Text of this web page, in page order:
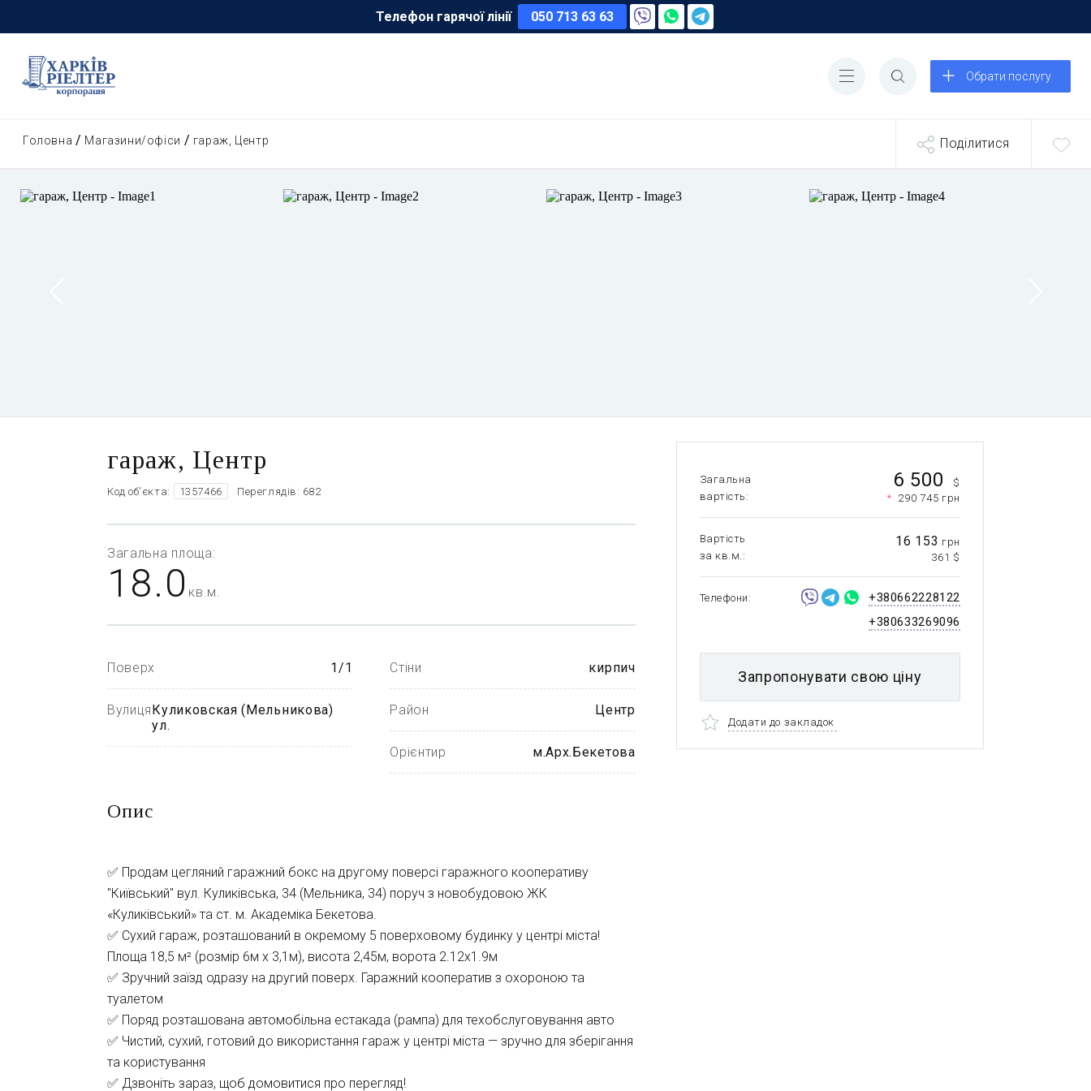
Телефон гарячої лінії 050 713 63 63
Обрати послугу
Головна Магазини/офіси гараж, Центр Поділитися
гараж, Центр
Код об'єкта: 1357466 Переглядів: 682
Загальна
вартість
6 500
$
* 290 745 грн
Вартість
за кв.м.
16 153 грн
361 $
Телефони
+380662228122
+380633269096
Запропонувати свою ціну
Додати до закладок
Загальна площа:
18.0 кв.м.
Поверх 1/1
ВулицяКуликовская (Мельникова)
ул.
Стіни кирпич
Район Центр
Орієнтир м.Арх.Бекетова
Опис
✅ Продам цегляний гаражний бокс на другому поверсі гаражного кооперативу
"Київський" вул. Куликівська, 34 (Мельника, 34) поруч з новобудовою ЖК
«Куликівський» та ст. м. Академіка Бекетова.
✅ Сухий гараж, розташований в окремому 5 поверховому будинку у центрі міста!
Площа 18,5 м² (розмір 6м х 3,1м), висота 2,45м, ворота 2.12х1.9м
✅ Зручний заїзд одразу на другий поверх. Гаражний кооператив з охороною та
туалетом
✅ Поряд розташована автомобільна естакада (рампа) для техобслуговування авто
✅ Чистий, сухий, готовий до використання гараж у центрі міста — зручно для зберігання
та користування
✅ Дзвоніть зараз, щоб домовитися про перегляд!